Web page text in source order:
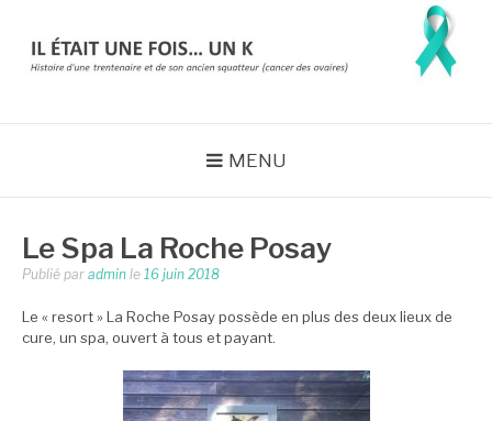
contenu
IL ÉTAIT UNE FOIS…
UN K
ovaires) => en rémission
MENU
Le Spa La Roche Posay
Publié par admin le 16 juin 2018
Le « resort » La Roche Posay possède en plus des deux lieux de
cure, un spa, ouvert à tous et payant.